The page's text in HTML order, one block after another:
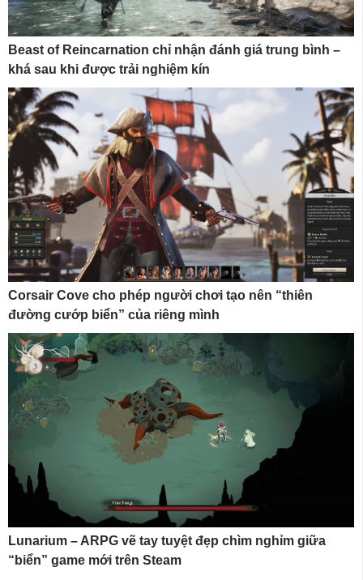
Beast of Reincarnation chỉ nhận đánh giá trung bình –
khá sau khi được trải nghiệm kín
Corsair Cove cho phép người chơi tạo nên “thiên
đường cướp biển” của riêng mình
Lunarium – ARPG vẽ tay tuyệt đẹp chìm nghỉm giữa
“biển” game mới trên Steam